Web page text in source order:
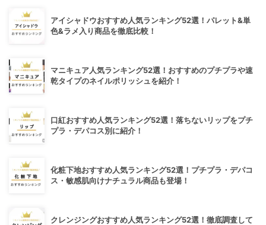
アイシャドウおすすめ人気ランキング52選！パレット&単
色&ラメ入り商品を徹底比較！
マニキュア人気ランキング52選！おすすめのプチプラや速
乾タイプのネイルポリッシュを紹介！
口紅おすすめ人気ランキング52選！落ちないリップをプチ
プラ・デパコス別に紹介！
化粧下地おすすめ人気ランキング52選！プチプラ・デパコ
ス・敏感肌向けナチュラル商品も登場！
クレンジングおすすめ人気ランキング52選！徹底調査して